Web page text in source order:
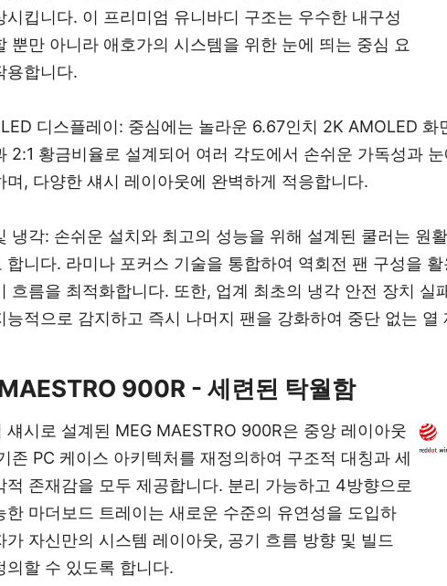
시킵니다. 이 프리미엄 유니바디 구조는 우수한 내구성
뿐만 아니라 애호가의 시스템을 위한 눈에 띄는 중심 요
용합니다.
디스플레이: 중심에는 놀라운 6.67인치 2K AMOLED 화
2:1 황금비율로 설계되어 여러 각도에서 손쉬운 가독성과
며, 다양한 섀시 레이아웃에 완벽하게 적응합니다.
냉각: 손쉬운 설치와 최고의 성능을 위해 설계된 쿨러는 원
합니다. 라미나 포커스 기술을 통합하여 역회전 팬 구성을
흐름을 최적화합니다. 또한, 업계 최초의 냉각 안전 장치 실
능적으로 감지하고 즉시 나머지 팬을 강화하여 중단 없는 열
900R - 세련된 탁월함
섀시로 설계된 MEG MAESTRO 900R은 중앙 레이아웃
존 PC 케이스 아키텍처를 재정의하여 구조적 대칭과 세
적 존재감을 모두 제공합니다. 분리 가능하고 4방향으로
한 마더보드 트레이는 새로운 수준의 유연성을 도입하
가 자신만의 시스템 레이아웃, 공기 흐름 방향 및 빌드
의할 수 있도록 합니다.